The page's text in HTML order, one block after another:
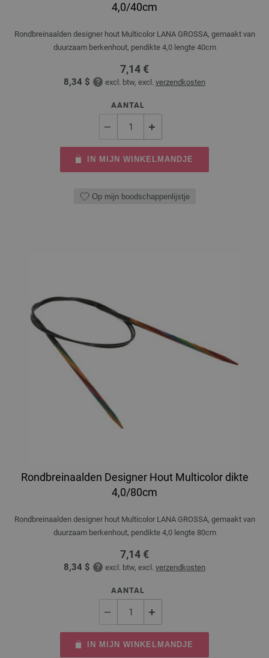
4,0/40cm
Rondbreinaalden designer hout Multicolor LANA GROSSA, gemaakt van
duurzaam berkenhout, pendikte 4,0 lengte 40cm
7,14 €
8,34 $ excl. btw, excl. verzendkosten
AANTAL
IN MIJN WINKELMANDJE
Op mijn boodschappenlijstje
Rondbreinaalden Designer Hout Multicolor dikte
4,0/80cm
Rondbreinaalden designer hout Multicolor LANA GROSSA, gemaakt van
duurzaam berkenhout, pendikte 4,0 lengte 80cm
7,14 €
8,34 $ excl. btw, excl. verzendkosten
AANTAL
IN MIJN WINKELMANDJE